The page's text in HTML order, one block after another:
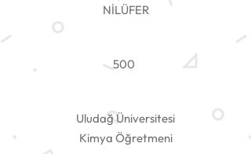
NİLÜFER
500
Uludağ Üniversitesi
Kimya Öğretmeni